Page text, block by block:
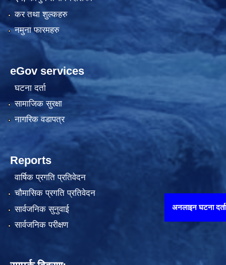
अनलाइन घटना दर्ता गर्न यहाँ
कर तथा शुल्कहरु
नमुना फारमहरु
eGov services
घटना दर्ता
सामाजिक सुरक्षा
नागरिक वडापत्र
Reports
वार्षिक प्रगति प्रतिवेदन
चौमासिक प्रगति प्रतिवेदन
सार्वजनिक सुनुवाई
सार्वजनिक परीक्षण